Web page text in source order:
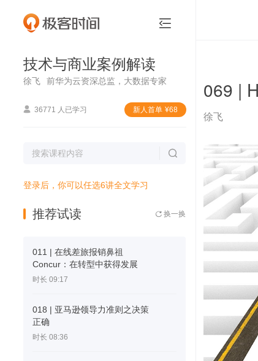

技术与商业案例解读
徐飞 前华为云资深总监，大数据专家
 36771 人已学习 新⼈⾸单 ¥68

登录后，你可以任选6讲全文学习
推荐试读  换一换
011 | 在线差旅报销鼻祖
Concur：在转型中获得发展
时长 09:17
018 | 亚马逊领导力准则之决策
正确
时长 08:36
 技术与商业案例解读
069 |
徐飞